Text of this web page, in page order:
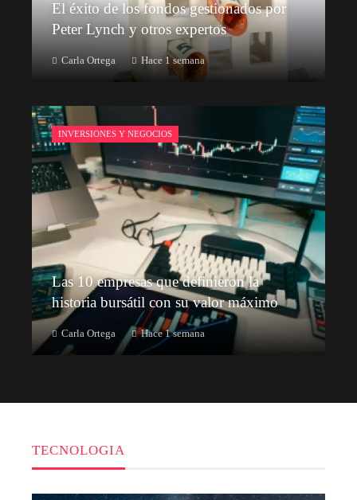
El éxito de los fondos gestionados por
Peter Lynch y otros expertos
Carla Ortega Hace 1 semana
INVERSIONES Y NEGOCIOS
Las 10 empresas que definieron la
historia bursátil con su valor máximo
Carla Ortega Hace 1 semana
TECNOLOGIA